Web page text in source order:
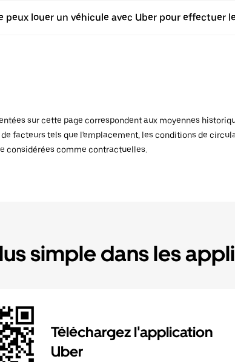
peux louer un véhicule avec Uber pour effectuer
sur cette page correspondent aux moyennes
facteurs tels que l'emplacement, les conditions de
considérées comme contractuelles.
simple dans les
Téléchargez l'application
Uber